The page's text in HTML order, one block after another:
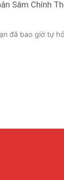
Sâm Chính
đã bao giờ tự